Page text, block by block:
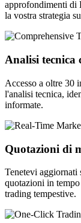
approfondimenti di
la vostra strategia
Analisi tecnica
Accesso a oltre 30
l'analisi tecnica,
informate.
Quotazioni di
Tenetevi
quotazioni in
trading tempestive.